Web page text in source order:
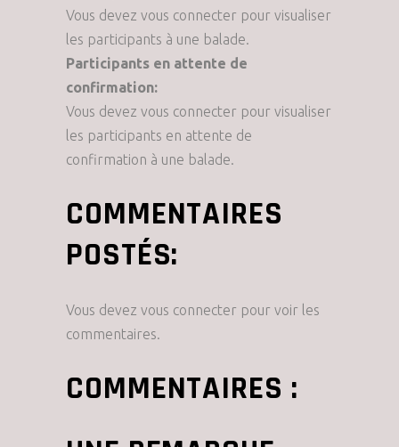
Vous devez vous connecter pour visualiser
les participants à une balade.
Participants en attente de
confirmation:
Vous devez vous connecter pour visualiser
les participants en attente de
confirmation à une balade.
COMMENTAIRES
POSTÉS:
Vous devez vous connecter pour voir les
commentaires.
COMMENTAIRES :